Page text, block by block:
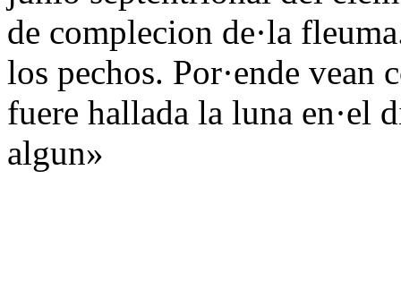
de complecion de·la
los pechos. Por·ende
fuere hallada la luna en·el
algun»